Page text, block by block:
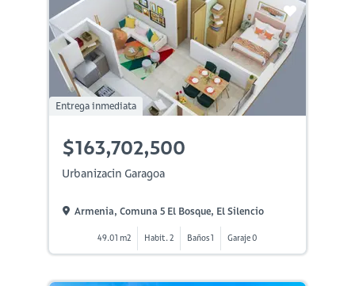
Entrega inmediata
$163,702,500
Urbanizacin Garagoa
Armenia, Comuna 5 El Bosque, El Silencio
49.01 m2 Habit. 2 Baños 1 Garaje 0